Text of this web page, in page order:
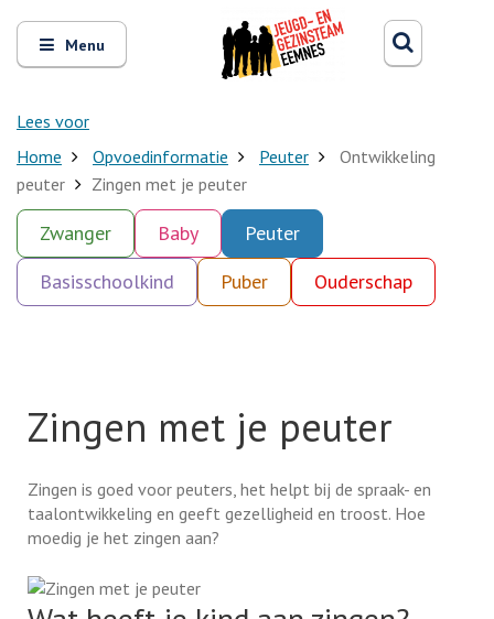
Open
en
sluit
Menu
Lees voor
Zoeken
Home Opvoedinformatie Peuter
Ontwikkeling
peuter
Zingen met je peuter
Zwanger Baby
Peuter
Basisschoolkind
Puber Ouderschap
Zingen met je peuter
Zingen is goed voor peuters, het helpt bij de spraak- en
taalontwikkeling en geeft gezelligheid en troost. Hoe
moedig je het zingen aan?